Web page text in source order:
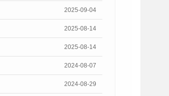
2025-09-04
2025-08-14
2025-08-14
2024-08-07
2024-08-29